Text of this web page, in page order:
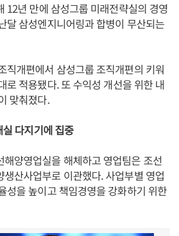
12년 만에 삼성그룹 미래전략실의 경영
달 삼성엔지니어링과 합병이 무산되는
직개편에서 삼성그룹 조직개편의 키워
로 적용됐다. 또 수익성 개선을 위한 내
맞춰졌다.
다지기에 집중
해양영업실을 해체하고 영업팀은 조선
생산사업부로 이관했다. 사업부별 영업
성을 높이고 책임경영을 강화하기 위한